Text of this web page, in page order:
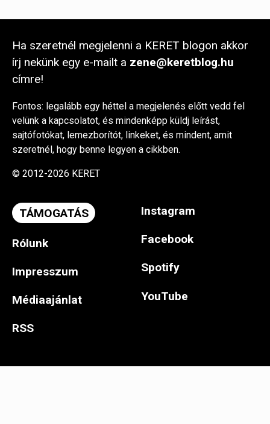
Ha szeretnél megjelenni a KERET blogon akkor
írj nekünk egy e-mailt a zene@keretblog.hu
címre!
Fontos: legalább egy héttel a megjelenés előtt vedd fel
velünk a kapcsolatot, és mindenképp küldj leírást,
sajtófotókat, lemezborítót, linkeket, és mindent, amit
szeretnél, hogy benne legyen a cikkben.
© 2012-2026 KERET
TÁMOGATÁS
Rólunk
Impresszum
Médiaajánlat
RSS
Instagram
Facebook
Spotify
YouTube